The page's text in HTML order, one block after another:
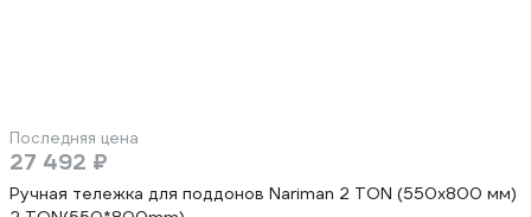
Последняя цена
27 492 ₽
Ручная тележка для поддонов Nariman 2 TON (550x800 мм)